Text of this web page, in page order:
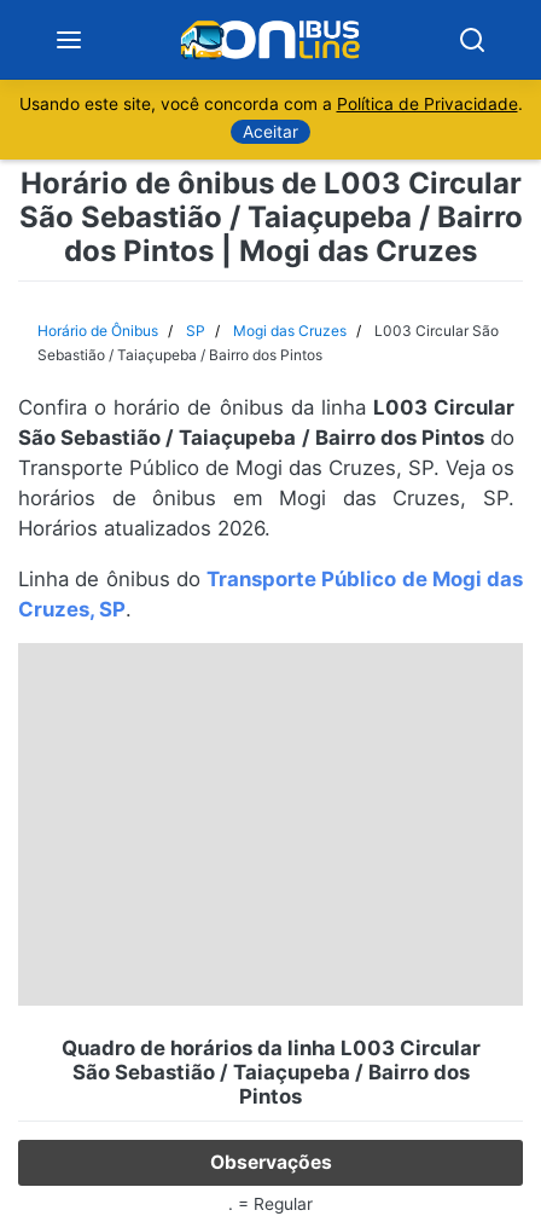
Sobre
Minas Gerais
Espírito Santo
Paraná
Santa Catarina
Usando este site, você concorda com a Política de Privacidade.
Aceitar
Horário de ônibus de L003 Circular
São Sebastião / Taiaçupeba / Bairro
dos Pintos | Mogi das Cruzes
Horário de Ônibus SP Mogi das Cruzes
L003 Circular São
Sebastião / Taiaçupeba / Bairro dos Pintos
Confira o horário de ônibus da linha L003 Circular
São Sebastião / Taiaçupeba / Bairro dos Pintosdo
Transporte Público de Mogi das Cruzes, SP. Veja os
horários de ônibus em Mogi das Cruzes, SP.
Horários atualizados 2026.
Linha de ônibus do Transporte Público de Mogi das
Cruzes, SP.
Quadro de horários da linha L003 Circular
São Sebastião / Taiaçupeba / Bairro dos
Pintos
Observações
. = Regular